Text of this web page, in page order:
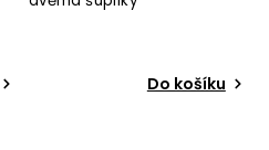
Do košíku